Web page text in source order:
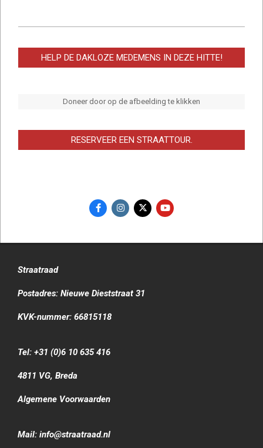
06-
HELP DE DAKLOZE MEDEMENS IN DEZE HITTE!
Doneer door op de afbeelding te klikken
RESERVEER EEN STRAATTOUR.
Straatraad
Postadres: Nieuwe Dieststraat 31
KVK-nummer: 66815118
Tel: +31 (0)6 10 635 416
4811 VG, Breda
Algemene Voorwaarden
Mail: info@straatraad.nl